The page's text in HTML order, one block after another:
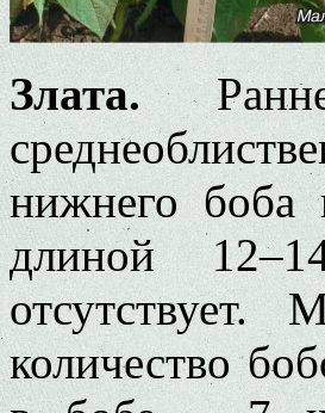
Злата.
нижнего боба
длиной
количество